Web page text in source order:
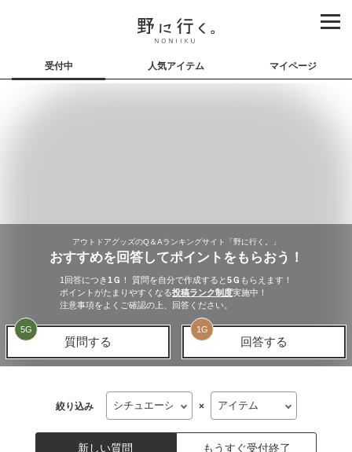
受付中 人気アイテム マイページ
アウトドアグッズのQ＆Aランキングサイト「野に行く。」
おすすめを回答してポイントをもらおう！
1回答につき1 Ｇ ！ 質問を自分で作成すると5Ｇ もらえます！
ポイントがたまりやすくなる投稿ランク制度実施中！
注意事項をよくご確認の上、回答ください。
5G
質問する
1G
回答する
絞り込み ×
新しい質問 もうすぐ受付終了